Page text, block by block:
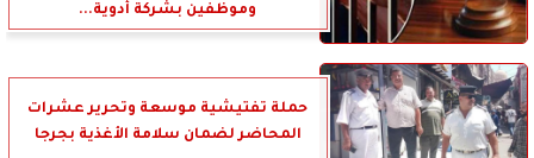
وموظفين بشركة أدوية...
حملة تفتيشية موسعة وتحرير عشرات
المحاضر لضمان سلامة الأغذية بجرجا